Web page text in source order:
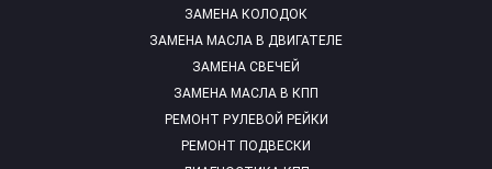
ЗАМЕНА КОЛОДОК
ЗАМЕНА МАСЛА В ДВИГАТЕЛЕ
ЗАМЕНА СВЕЧЕЙ
ЗАМЕНА МАСЛА В КПП
РЕМОНТ РУЛЕВОЙ РЕЙКИ
РЕМОНТ ПОДВЕСКИ